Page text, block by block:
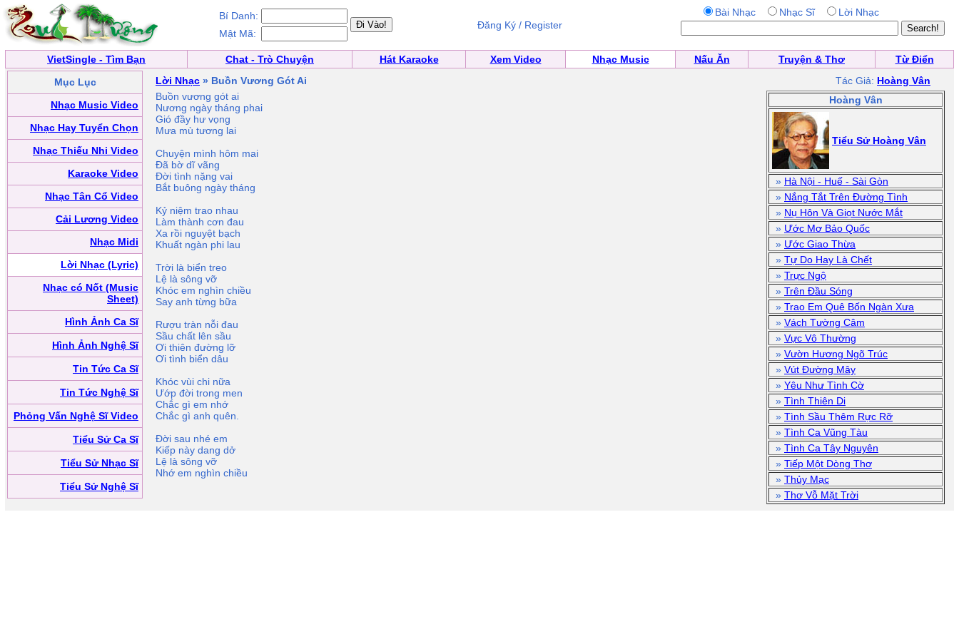
Bí Danh:
Mật Mã:
Đăng Ký / Register
Bài Nhạc Nhạc Sĩ Lời Nhạc
VietSingle - Tìm Bạn Chat - Trò Chuyện Hát Karaoke Xem Video Nhạc Music Nấu Ăn Truyện & Thơ
Từ Điển
Mục Lục
Nhạc Music Video
Nhạc Hay Tuyển Chọn
Nhạc Thiếu Nhi Video
Karaoke Video
Nhạc Tân Cổ Video
Cải Lương Video
Nhạc Midi
Lời Nhạc (Lyric)
Nhạc có Nốt (Music
Sheet)
Hình Ảnh Ca Sĩ
Hình Ảnh Nghệ Sĩ
Tin Tức Ca Sĩ
Tin Tức Nghệ Sĩ
Phỏng Vấn Nghệ Sĩ Video
Tiểu Sử Ca Sĩ
Tiểu Sử Nhạc Sĩ
Tiểu Sử Nghệ Sĩ
Lời Nhạc » Buồn Vương Gót Ai Tác Giả: Hoàng Vân
Buồn vương gót ai
Nương ngày tháng phai
Gió đầy hư vọng
Mưa mù tương lai
Chuyện mình hôm mai
Đã bờ dĩ vãng
Đời tình nặng vai
Bắt buông ngày tháng
Kỷ niệm trao nhau
Làm thành cơn đau
Xa rồi nguyệt bạch
Khuất ngàn phi lau
Trời là biển treo
Lệ là sông vỡ
Khóc em nghìn chiều
Say anh từng bữa
Rượu tràn nỗi đau
Sầu chất lên sầu
Ơi thiên đường lỡ
Ơi tình biển dâu
Khóc vùi chi nữa
Ướp đời trong men
Chắc gì em nhớ
Chắc gì anh quên.
Đời sau nhé em
Kiếp này dang dở
Lệ là sông vỡ
Nhớ em nghìn chiều
Hoàng Vân
Tiểu Sử Hoàng Vân
» Hà Nội - Huế - Sài Gòn
» Nắng Tắt Trên Đường Tình
» Nụ Hôn Và Giọt Nước Mắt
» Ước Mơ Bảo Quốc
» Ước Giao Thừa
» Tự Do Hay Là Chết
» Trực Ngộ
» Trên Đầu Sóng
» Trao Em Quê Bốn Ngàn Xưa
» Vách Tường Câm
» Vực Vô Thường
» Vườn Hương Ngõ Trúc
» Vút Đường Mây
» Yêu Như Tình Cờ
» Tình Thiên Di
» Tình Sầu Thêm Rực Rỡ
» Tình Ca Vũng Tàu
» Tình Ca Tây Nguyên
» Tiếp Một Dòng Thơ
» Thủy Mạc
» Thơ Vỗ Mặt Trời